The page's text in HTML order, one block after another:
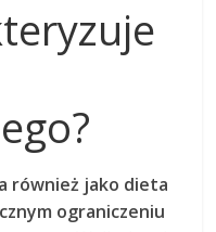
również jako dieta
ograniczeniu